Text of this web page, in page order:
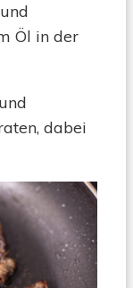
Öl in der
dabei